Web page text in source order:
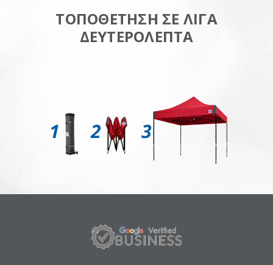
ΤΟΠΟΘΕΤΗΣΗ ΣΕ ΛΙΓΑ
ΔΕΥΤΕΡΟΛΕΠΤΑ